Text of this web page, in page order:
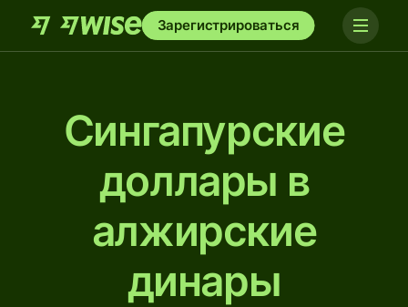
Зарегистрироваться
Сингапурские
доллары в
алжирские
динары